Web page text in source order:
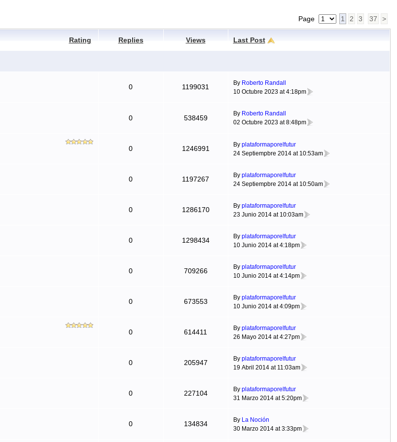
Page 1 2 3 37 >
Rating Replies Views Last Post
0 1199031 By Roberto Randall
10 Octubre 2023 at 4:18pm
0 538459
By Roberto Randall
02 Octubre 2023 at 8:48pm
0 1246991 By plataformaporelfutur
24 Septiempbre 2014 at 10:53am
0 1197267 By plataformaporelfutur
24 Septiempbre 2014 at 10:50am
0 1286170 By plataformaporelfutur
23 Junio 2014 at 10:03am
0 1298434 By plataformaporelfutur
10 Junio 2014 at 4:18pm
0 709266 By plataformaporelfutur
10 Junio 2014 at 4:14pm
0 673553 By plataformaporelfutur
10 Junio 2014 at 4:09pm
0 614411 By plataformaporelfutur
26 Mayo 2014 at 4:27pm
0 205947 By plataformaporelfutur
19 Abril 2014 at 11:03am
0 227104 By plataformaporelfutur
31 Marzo 2014 at 5:20pm
0 134834 By La Noción
30 Marzo 2014 at 3:33pm